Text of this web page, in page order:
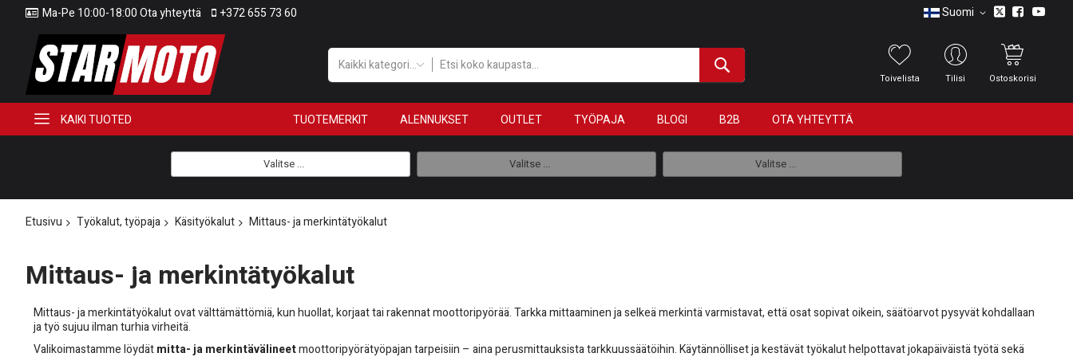
Ma-Pe 10:00-18:00 Ota yhteyttä +372 655 73 60 Suomi
Kaikki kategoriat
Toivelista Tilisi Ostoskorisi
KAIKI TUOTED TUOTEMERKIT ALENNUKSET OUTLET TYÖPAJA BLOGI B2B OTA YHTEYTTÄ
Valitse ... Valitse ... Valitse ...
Etusivu Työkalut, työpaja Käsityökalut Mittaus- ja merkintätyökalut
Mittaus- ja merkintätyökalut
Mittaus- ja merkintätyökalut ovat välttämättömiä, kun huollat, korjaat tai rakennat moottoripyörää. Tarkka mittaaminen ja selkeä merkintä varmistavat, että osat sopivat oikein, säätöarvot pysyvät kohdallaan
ja työ sujuu ilman turhia virheitä.
Valikoimastamme löydätmitta- ja merkintävälineetmoottoripyörätyöpajan tarpeisiin – aina perusmittauksista tarkkuussäätöihin. Käytännölliset ja kestävät työkalut helpottavat jokapäiväistä työtä sekä